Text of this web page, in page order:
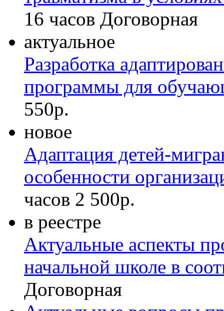
16 часов Договорная
актуальное
Разработка
программы для
550р.
новое
Адаптация детей-
особенности
часов 2 500р.
в реестре
Актуальные аспекты
начальной школе в
Договорная